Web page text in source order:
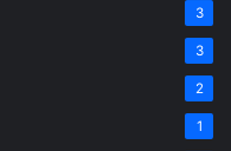
3
3
2
1